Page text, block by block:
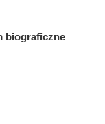
biograficzne